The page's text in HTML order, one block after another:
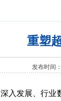
重塑
发布时间
入发展、行业